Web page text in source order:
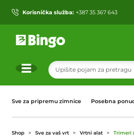
Korisnička služba: +387 35 367 643
Sve za pripremu zimnice Posebna
Shop Sve za vaš vrt Vrtni alat Trimeri